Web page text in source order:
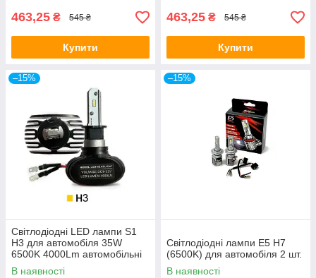
463,25 ₴ 545 ₴
Купити
463,25 ₴ 545 ₴
Купити
–15%
Світлодіодні LED лампи S1
H3 для автомобіля 35W
6500K 4000Lm автомобільні
лід лампи
В наявності
–15%
Світлодіодні лампи E5 H7
(6500K) для автомобіля 2 шт.
В наявності